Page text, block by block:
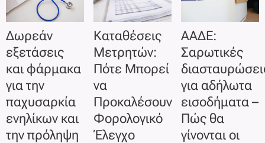
Δωρεάν
εξετάσεις
και φάρμακα
για την
παχυσαρκία
ενηλίκων και
την πρόληψη
Καταθέσεις
Μετρητών:
Πότε Μπορεί
να
Προκαλέσουν
Φορολογικό
Έλεγχο
ΑΑΔΕ:
Σαρωτικές
για αδήλωτα
εισοδήματα –
Πώς θα
γίνονται οι